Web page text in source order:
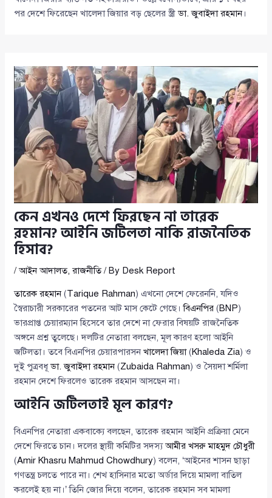
পর দেশে ফিরেছেন খালেদা জিয়ার বড় ছেলের স্ত্রীডা. জুবাইদা রহমান।
কেন এখনও দেশে ফিরছেন না তারেক
রহমান? আইনি জটিলতা নাকি রাজনৈতিক
হিসাব?
/আইন আদালত,রাজনীতি/ By Desk Report
তারেক রহমান(Tarique Rahman) এখনো দেশে ফেরেননি, যদিও
স্বৈরাচারী সরকারের পতনের আট মাস কেটে গেছে।বিএনপির (BNP)
ভারপ্রাপ্ত চেয়ারম্যান হিসেবে তার দেশে না ফেরার বিষয়টি রাজনৈতিক
অঙ্গনে প্রশ্ন তুলেছে। দলটির নেতারা বলছেন, মূল কারণ হলো আইনি
জটিলতা। তবে বিএনপির চেয়ারপারসনখালেদা জিয়া(Khaleda Zia) ও
দুই পুত্রবধূডা. জুবাইদা রহমান(Zubaida Rahman) ও সৈয়দা শর্মিলা
রহমান দেশে ফিরলেও তারেক রহমান আসছেন না।
আইনি জটিলতাই মূল কারণ?
বিএনপির নেতারা একবাক্যে বলছেন, তারেক রহমান আইনি প্রক্রিয়া মেনে
দেশে ফিরতে চান। দলের স্থায়ী কমিটির সদস্যআমীর খসরু মাহমুদ চৌধুরী
(Amir Khasru Mahmud Chowdhury) বলেন, ‘আইনের শাসন ছাড়া
গণতন্ত্র চলতে পারে না। শেখ হাসিনার মতো অর্ডার দিয়ে মামলা বাতিল
করলেই হয় না।’ তিনি জোর দিয়ে বলেন, তারেক রহমান সব মামলা